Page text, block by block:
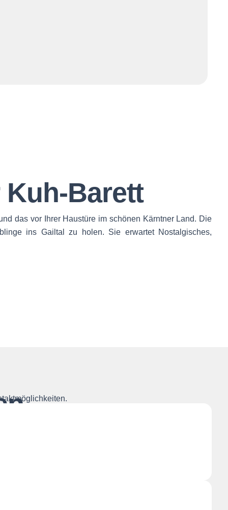
Barett
das vor Ihrer Haustüre im schönen Kärntner Land. Die
ins Gailtal zu holen. Sie erwartet Nostalgisches,